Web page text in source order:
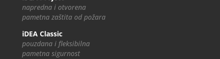
napredna i otvorena
pametna zaštita od požara
iDEA Classic
pouzdana i fleksibilna
pametna sigurnost